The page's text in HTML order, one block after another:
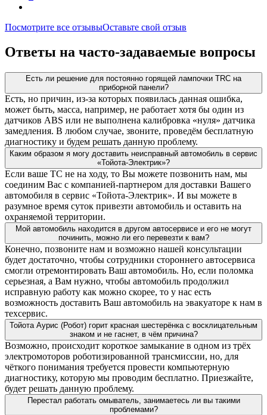
Посмотрите все отзывыОставьте свой отзыв
Ответы на часто-задаваемые вопросы
Есть ли решение для постоянно горящей лампочки TRC на
приборной панели?
Есть, но причин, из-за которых появилась данная ошибка,
может быть, масса, например, не работает хотя бы один из
датчиков ABS или не выполнена калибровка «нуля» датчика
замедления. В любом случае, звоните, проведём бесплатную
диагностику и будем решать данную проблему.
Каким образом я могу доставить неисправный автомобиль в сервис
«Тойота-Электрик»?
Если ваше ТС не на ходу, то Вы можете позвонить нам, мы
соединим Вас с компанией-партнером для доставки Вашего
автомобиля в сервис «Тойота-Электрик». И вы можете в
разумное время суток привезти автомобиль и оставить на
охраняемой территории.
Мой автомобиль находится в другом автосервисе и его не могут
починить, можно ли его перевезти к вам?
Конечно, позвоните нам и возможно нашей консультации
будет достаточно, чтобы сотрудники стороннего автосервиса
смогли отремонтировать Ваш автомобиль. Но, если поломка
серьезная, а Вам нужно, чтобы автомобиль продолжил
исправную работу как можно скорее, то у нас есть
возможность доставить Ваш автомобиль на эвакуаторе к нам в
техсервис.
Тойота Аурис (Робот) горит красная шестерёнка с восклицательным
знаком и не гаснет, в чём причина?
Возможно, происходит короткое замыкание в одном из трёх
электромоторов роботизированной трансмиссии, но, для
чёткого понимания требуется провести компьютерную
диагностику, которую мы проводим бесплатно. Приезжайте,
будет решать данную проблему.
Перестал работать омыватель, занимаетесь ли вы такими
проблемами?